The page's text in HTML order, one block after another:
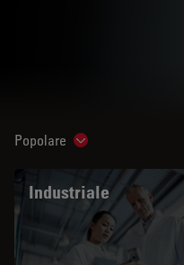
Popolare Show subnavigation
Industriale